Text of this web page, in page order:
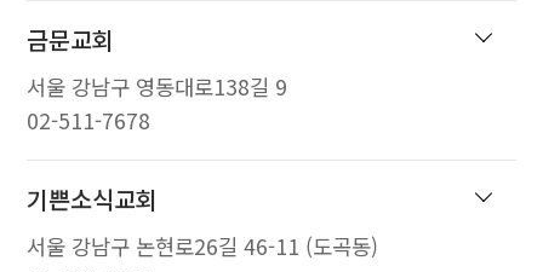
금문교회
서울 강남구 영동대로138길 9
02-511-7678
기쁜소식교회
서울 강남구 논현로26길 46-11 (도곡동)